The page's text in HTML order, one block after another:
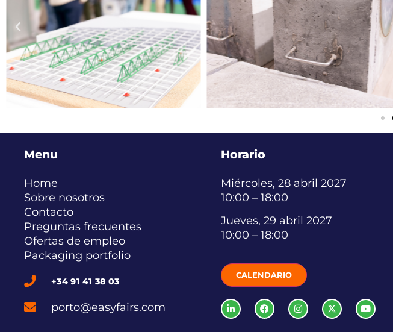
Menu
Home
Sobre nosotros
Contacto
Preguntas frecuentes
Ofertas de empleo
Packaging portfolio
+34 91 41 38 03
porto@easyfairs.com
Horario
Miércoles, 28 abril 2027
10:00 – 18:00
Jueves, 29 abril 2027
10:00 – 18:00
CALENDARIO